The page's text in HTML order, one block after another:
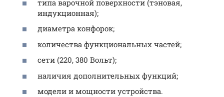
типа варочной поверхности (тэновая,
индукционная);
диаметра конфорок;
количества функциональных частей;
сети (220, 380 Вольт);
наличия дополнительных функций;
модели и мощности устройства.